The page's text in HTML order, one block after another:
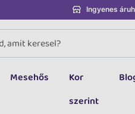
Ingyenes
Mesehős
Kor
szerint